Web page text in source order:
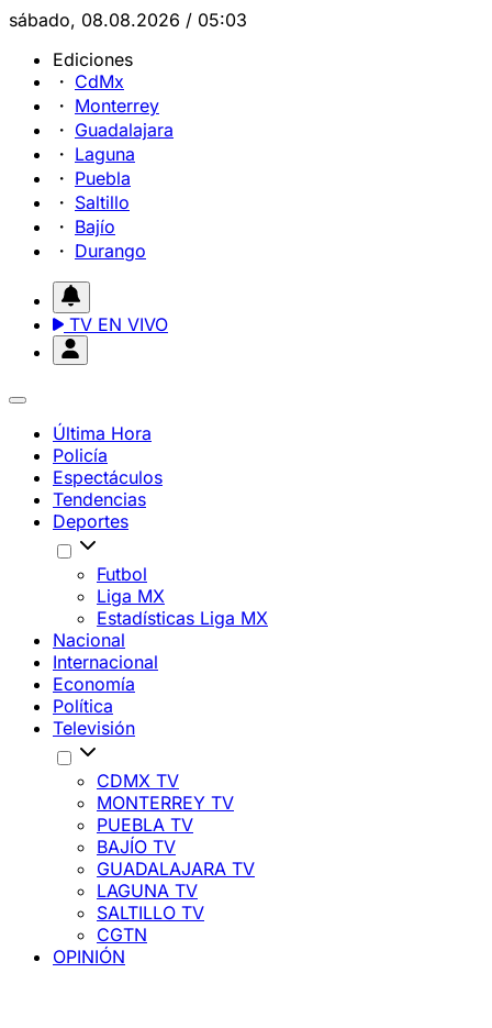
sábado, 08.08.2026 / 05:03
Ediciones
CdMx
Monterrey
Guadalajara
Laguna
Puebla
Saltillo
Bajío
Durango
TV EN VIVO
Última Hora
Policía
Espectáculos
Tendencias
Deportes
Futbol
Liga MX
Estadísticas Liga MX
Nacional
Internacional
Economía
Política
Televisión
CDMX TV
MONTERREY TV
PUEBLA TV
BAJÍO TV
GUADALAJARA TV
LAGUNA TV
SALTILLO TV
CGTN
OPINIÓN